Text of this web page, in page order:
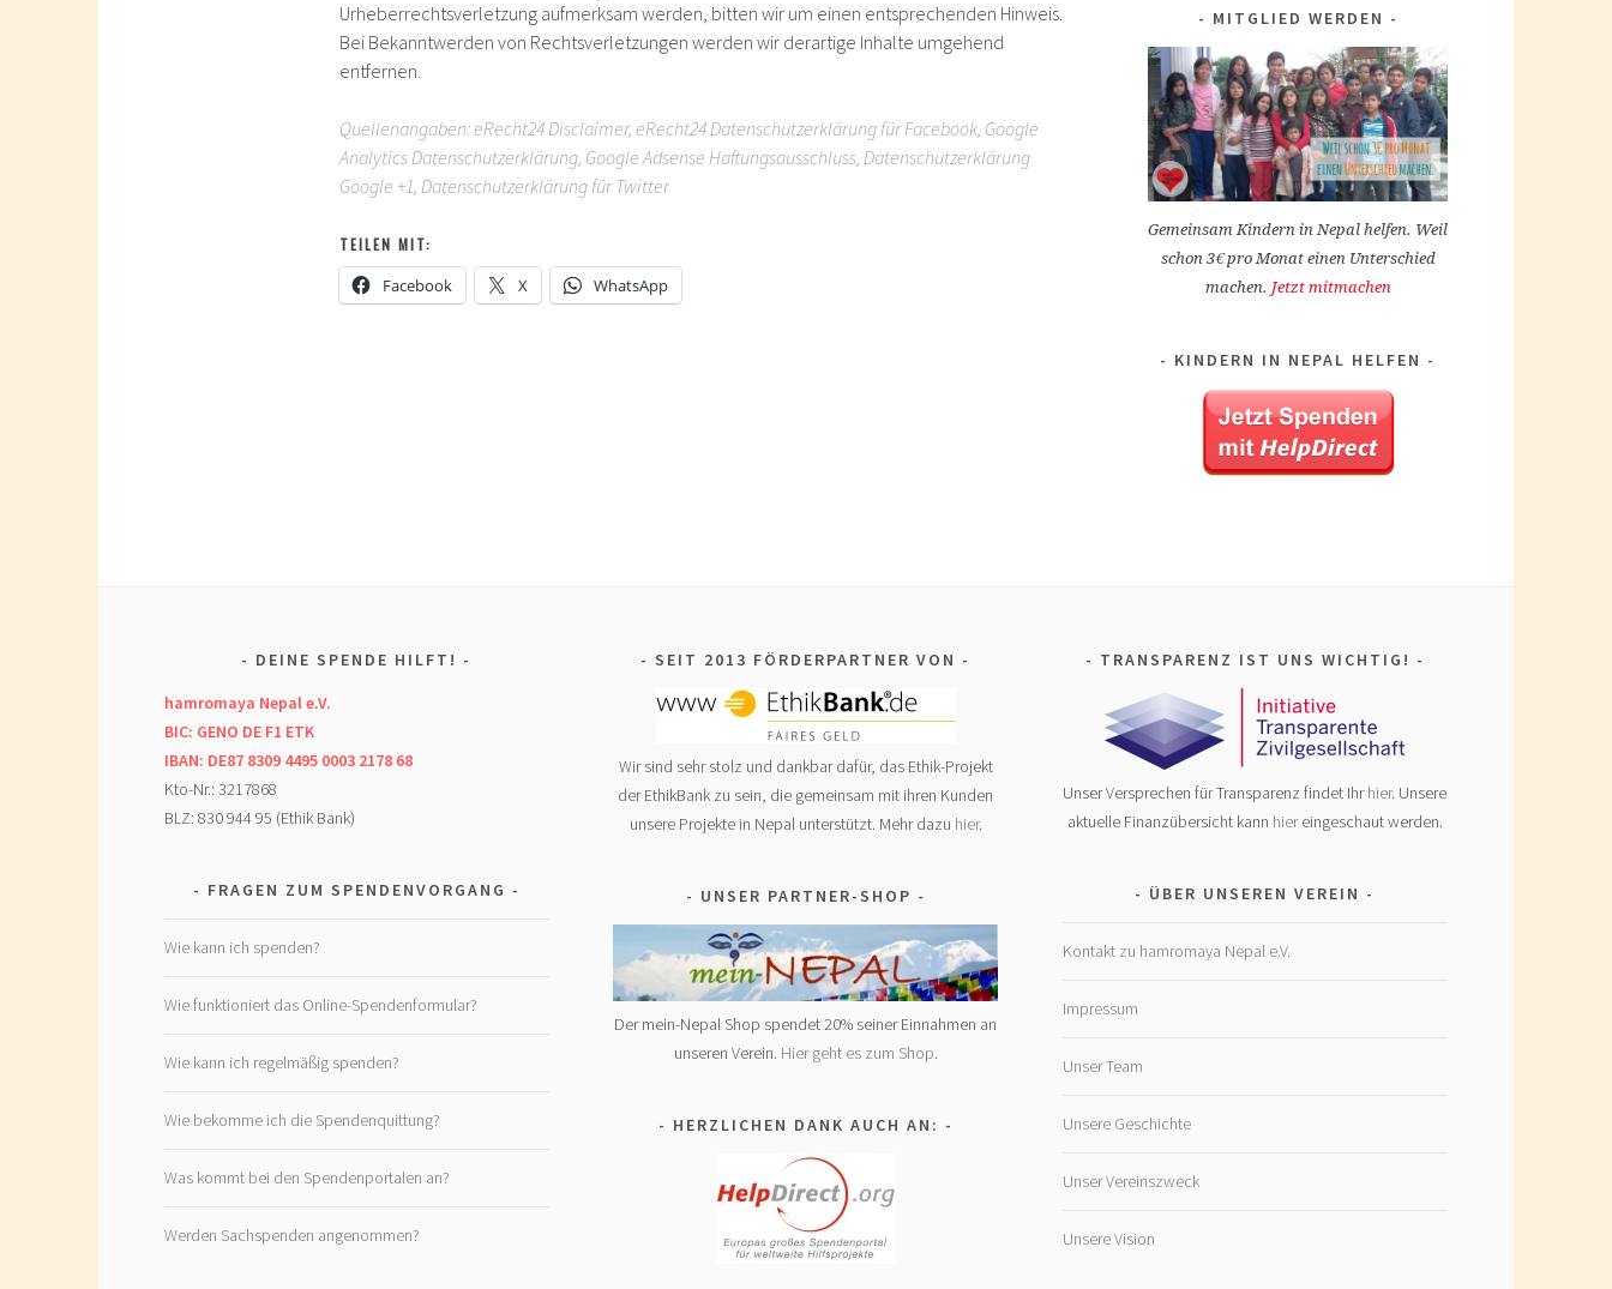
Urheberrechtsverletzung aufmerksam werden, bitten wir um einen entsprechenden Hinweis.
Bei Bekanntwerden von Rechtsverletzungen werden wir derartige Inhalte umgehend
entfernen.
Quellenangaben:eRecht24 Disclaimer, eRecht24 Datenschutzerklärung für Facebook, Google
Analytics Datenschutzerklärung, Google Adsense Haftungsausschluss, Datenschutzerklärung
Google +1, Datenschutzerklärung für Twitter
TEILEN MIT:
Facebook X WhatsApp
MITGLIED WERDEN
Gemeinsam Kindern in Nepal helfen. Weil
schon 3€ pro Monat einen Unterschied
machen. Jetzt mitmachen
KINDERN IN NEPAL HELFEN
DEINE SPENDE HILFT!
hamromaya Nepal e.V.
BIC: GENO DE F1 ETK
IBAN: DE87 8309 4495 0003 2178 68
Kto-Nr.: 3217868
BLZ: 830 944 95 (Ethik Bank)
FRAGEN ZUM SPENDENVORGANG
Wie kann ich spenden?
Wie funktioniert das Online-Spendenformular?
Wie kann ich regelmäßig spenden?
Wie bekomme ich die Spendenquittung?
Was kommt bei den Spendenportalen an?
Werden Sachspenden angenommen?
SEIT 2013 FÖRDERPARTNER VON
Wir sind sehr stolz und dankbar dafür, das Ethik-Projekt
der EthikBank zu sein, die gemeinsam mit ihren Kunden
unsere Projekte in Nepal unterstützt. Mehr dazu hier.
UNSER PARTNER-SHOP
Der mein-Nepal Shop spendet 20% seiner Einnahmen an
unseren Verein. Hier geht es zum Shop.
HERZLICHEN DANK AUCH AN:
TRANSPARENZ IST UNS WICHTIG!
Unser Versprechen für Transparenz findet Ihrhier. Unsere
aktuelle Finanzübersicht kann hiereingeschaut werden.
ÜBER UNSEREN VEREIN
Kontakt zu hamromaya Nepal e.V.
Impressum
Unser Team
Unsere Geschichte
Unser Vereinszweck
Unsere Vision